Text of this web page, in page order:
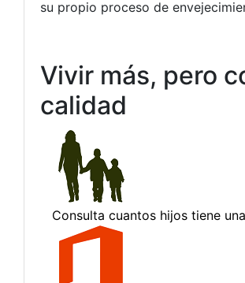
su propio proceso de
Vivir más, pero
calidad